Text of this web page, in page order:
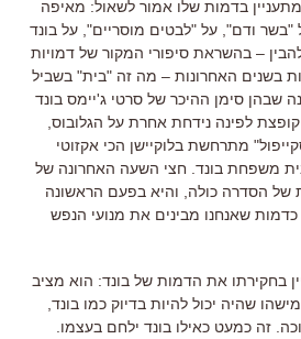
בדמות שלו אמור לשאול: מאיפה
ודם", על "לבטים מוסריים", על בונד
– בהשראת סיפורי המקור של דמויות
בשנים האחרונות – מה זה "בית" בשביל
שבהן סימן ההיכר של סרטי ג'יימס בונד
לפינה נידחת אחרת על הגלובוס,
מתרחשת בלוקיישן הכי אקזוטי
משפחת בונד. חצי השעה האחרונה של
של הסדרה כולה, והיא בפעם הראשונה
שאנחנו מבינים את מנועי הנפש
בחקירתו את הדמות של בונד: הוא מציב
שהיה יכול להיות בדיוק כמו בונד,
זה כמעט כאילו בונד ילחם בעצמו.